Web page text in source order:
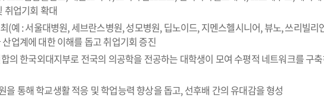
취업기회 확대
(예 : 서울대병원, 세브란스병원, 성모병원, 딥노이드, 지멘스헬시니어, 뷰노, 쓰리빌
업계에 대한 이해를 돕고 취업기회 증진
의 한국외대지부로 전국의 의공학을 전공하는 대학생이 모여 수평적 네트워크를 구
통해 학교생활 적응 및 학업능력 향상을 돕고, 선후배 간의 유대감을 형성